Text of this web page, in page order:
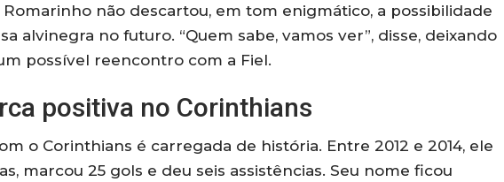
não descartou, em tom enigmático, a possibilidade
alvinegra no futuro. “Quem sabe, vamos ver”, disse, deixando
possível reencontro com a Fiel.
positiva no Corinthians
o Corinthians é carregada de história. Entre 2012 e 2014, ele
marcou 25 gols e deu seis assistências. Seu nome ficou